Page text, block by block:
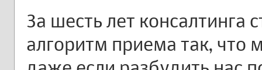
За шесть лет консалтинга
алгоритм приема так, что